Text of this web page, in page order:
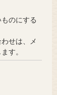
のにする
せは、メ
す。